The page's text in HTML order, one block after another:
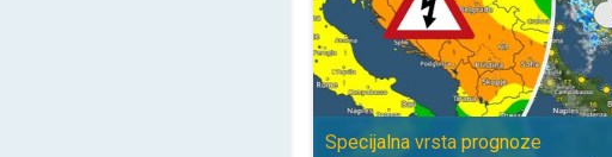
Specijalna vrsta prognoze